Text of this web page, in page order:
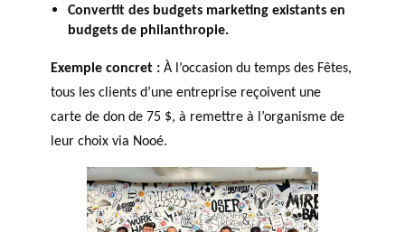
Convertit des budgets marketing existants en
budgets de philanthropie.
Exemple concret : À l’occasion du temps des Fêtes,
tous les clients d’une entreprise reçoivent une
carte de don de 75 $, à remettre à l’organisme de
leur choix via Nooé.